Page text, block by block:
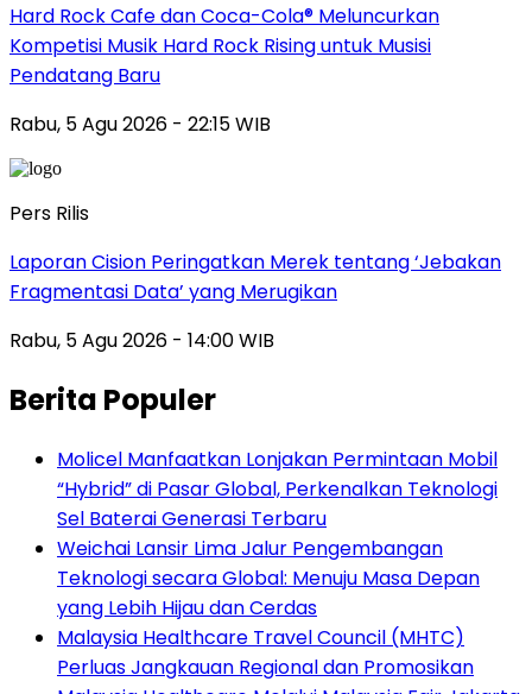
Hard Rock Cafe dan Coca-Cola® Meluncurkan
Kompetisi Musik Hard Rock Rising untuk Musisi
Pendatang Baru
Rabu, 5 Agu 2026 - 22:15 WIB
Pers Rilis
Laporan Cision Peringatkan Merek tentang ‘Jebakan
Fragmentasi Data’ yang Merugikan
Rabu, 5 Agu 2026 - 14:00 WIB
Berita Populer
Molicel Manfaatkan Lonjakan Permintaan Mobil
“Hybrid” di Pasar Global, Perkenalkan Teknologi
Sel Baterai Generasi Terbaru
Weichai Lansir Lima Jalur Pengembangan
Teknologi secara Global: Menuju Masa Depan
yang Lebih Hijau dan Cerdas
Malaysia Healthcare Travel Council (MHTC)
Perluas Jangkauan Regional dan Promosikan